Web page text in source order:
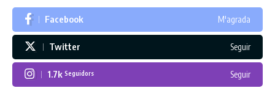
Facebook M'agrada
Twitter Seguir
1.7k Seguidors Seguir